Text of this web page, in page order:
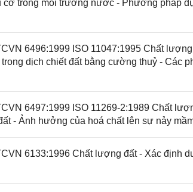
cơ trong môi trường nước - Phương pháp
6496:1999 ISO 11047:1995 Chất
dịch chiết đất bằng cường thuỷ - Các
6497:1999 ISO 11269-2:1989 Chất
- Ảnh hưởng của hoá chất lên sự nảy
6133:1996 Chất lượng đất - Xác định